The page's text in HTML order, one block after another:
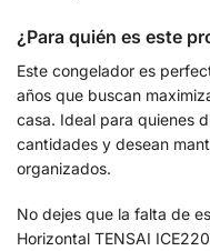
¿Para quién es este
Este congelador es
años que buscan
casa. Ideal para quienes
cantidades y desean
organizados.
No dejes que la falta de
Horizontal TENSAI